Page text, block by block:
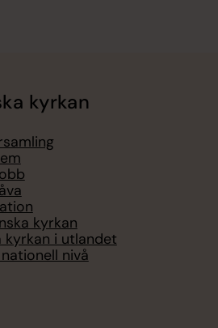
kyrkan
kyrkan
kyrkan i utlandet
nivå